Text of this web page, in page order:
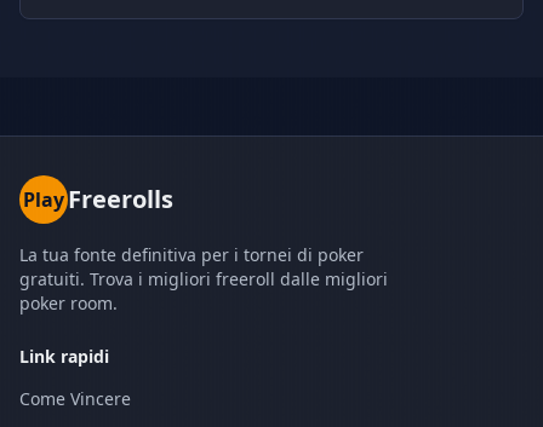
PlayFreerolls
La tua fonte definitiva per i tornei di poker
gratuiti. Trova i migliori freeroll dalle migliori
poker room.
Link rapidi
Come Vincere